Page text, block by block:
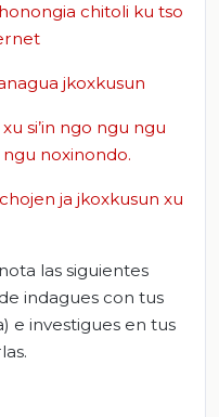
chitoli ku tso
jkoxkusun
si’in ngo ngu ngu
noxinondo.
ja jkoxkusun xu
las siguientes
indagues con tus
e investigues en tus